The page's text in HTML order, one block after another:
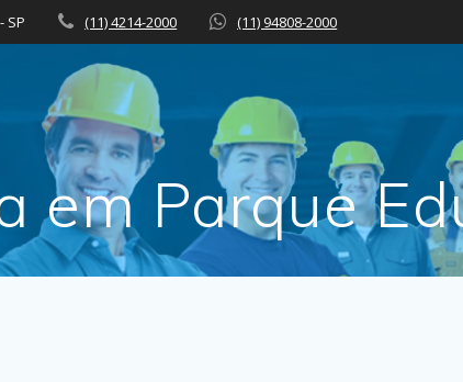
SP (11) 4214-2000 (11) 94808-2000
em Parque